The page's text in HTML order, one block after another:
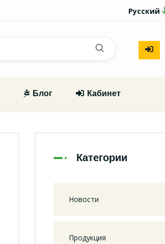
Русский
Блог Кабинет
Категории
Новости
Продукция